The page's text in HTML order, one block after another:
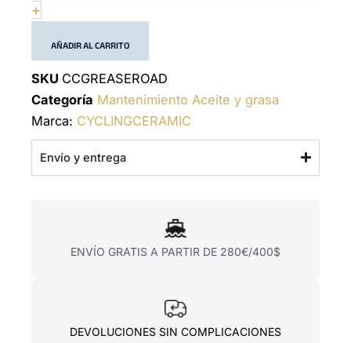
+
AÑADIR AL CARRITO
SKU CCGREASEROAD
Categoría Mantenimiento Aceite y grasa
Marca: CYCLINGCERAMIC
Envío y entrega
ENVÍO GRATIS A PARTIR DE 280€/400$
DEVOLUCIONES SIN COMPLICACIONES